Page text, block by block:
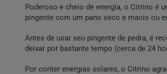
Poderoso e cheio de energia, o Citrino é
pingente com um pano seco e macio ou
Antes de usar seu pingente de pedra, é
deixar por bastante tempo (cerca de 24
Por conter energias solares, o Citrino